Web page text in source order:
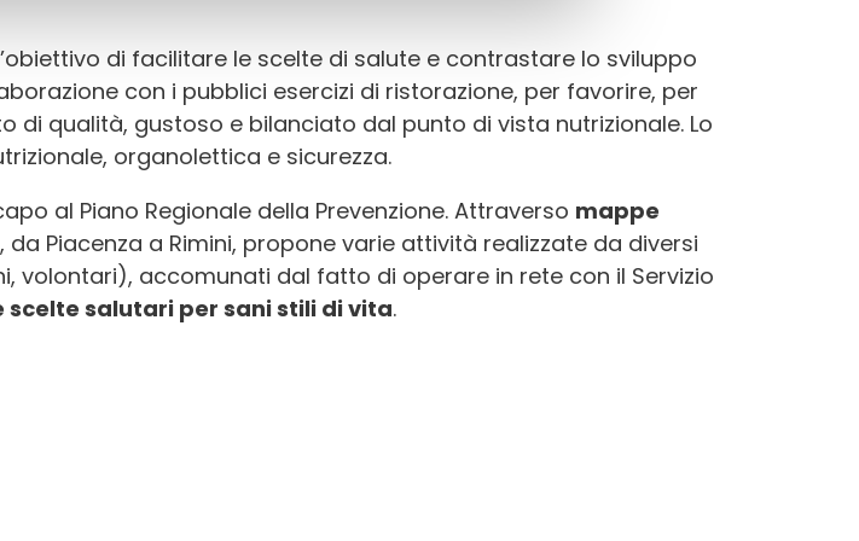
di facilitare le scelte di salute e contrastare lo sviluppo
con i pubblici esercizi di ristorazione, per favorire, per
qualità, gustoso e bilanciato dal punto di vista nutrizionale. Lo
organolettica e sicurezza.
al Piano Regionale della Prevenzione. Attraverso mappe
Piacenza a Rimini, propone varie attività realizzate da diversi
accomunati dal fatto di operare in rete con il Servizio
scelte salutari per sani stili di vita.